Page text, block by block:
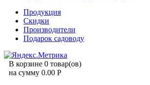
Продукция
Скидки
Производители
Подарок садоводу
В корзине 0 товар(ов)
на сумму 0.00 Р